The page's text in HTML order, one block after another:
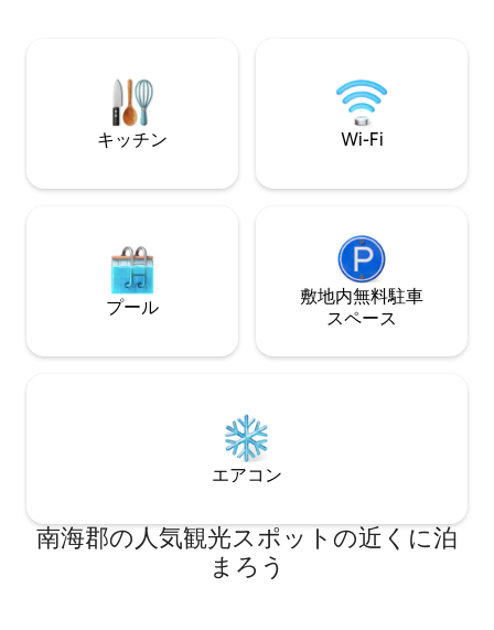
ベッド4台、 ふかふかのマット2枚、十分
ン 大家族が使用できる食器と箸、鍋、フ
ライパン、 電気圧力鍋（10人用）、各種
IH、電子レンジ、冷蔵庫、電気ポット、
スタブとたっぷりのタオル、歯ブラシ、
歯磨き粉、石鹸、ボディウォッシュ、ボ
ディウォッシュタオル、シャンプー、ヘ
アドライヤー、ヘアアイロン、ヘアブラ
ンドーゲーム機、子供向けの本、バドミ
館の利便性を両立させ
だけのための貸切
敷地に 大門を開
館と別館がありま
て備えようと努めました。
グに置き、 追加のマットをご用意しまし
た。 徒歩5分でドイツ村に行けるので、ビ
ールを一杯、 徒歩3分で千年記念の森と海
があります 森林散策、水遊び、物港での
釣りもおすすめです。 散策中に
学経験者が経営す
キッチン Wi-Fi
プール
敷地内無料駐⁠車
ス⁠ペ⁠ー⁠ス
エアコン
南海郡の人気観光スポットの近くに泊
まろう